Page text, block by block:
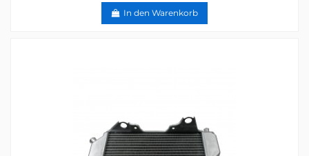
In den Warenkorb